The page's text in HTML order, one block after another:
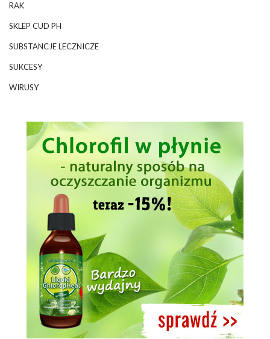
RAK
SKLEP CUD PH
SUBSTANCJE LECZNICZE
SUKCESY
WIRUSY